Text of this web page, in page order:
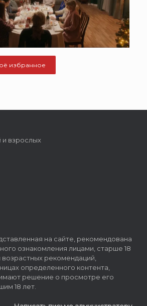
избранное
взрослых
на сайте, рекомендована
ознакомления лицами, старше 18
рекомендаций,
определенного контента,
решение о просмотре его
18 лет.